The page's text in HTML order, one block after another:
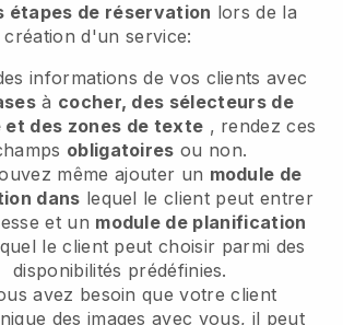
étapes de réservation lors de la
création d'un service:
informations de vos clients avec
à cocher, des sélecteurs de
et des zones de texte , rendez ces
obligatoires ou non.
même ajouter un module de
dans lequel le client peut entrer
et un module de planification
le client peut choisir parmi des
disponibilités prédéfinies.
avez besoin que votre client
des images avec vous, il peut